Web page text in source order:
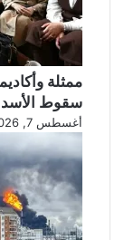
ممثلة
سقوط الأسد
أغسطس 7, 2026